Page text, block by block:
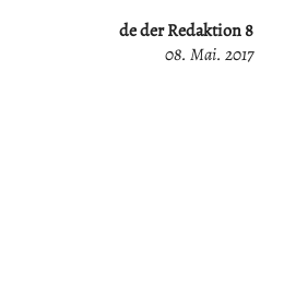
de der Redaktion 8
08. Mai. 2017